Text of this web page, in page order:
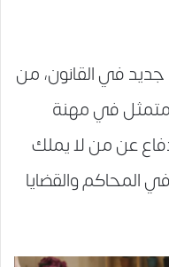
في القانون، من
في مهنة
عن من لا يملك
في المحاكم والقضايا